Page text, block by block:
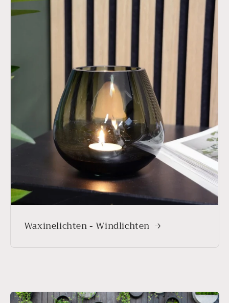
Waxinelichten - Windlichten